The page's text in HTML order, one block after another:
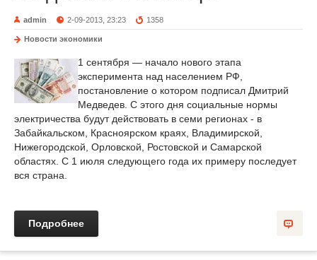
admin 2-09-2013, 23:23 1358
Новости экономики
1 сентября — начало нового этапа
эксперимента над населением РФ,
постановление о котором подписал Дмитрий
Медведев. С этого дня социальные нормы
электричества будут действовать в семи регионах - в
Забайкальском, Красноярском краях, Владимирской,
Нижегородской, Орловской, Ростовской и Самарской
областях. С 1 июля следующего года их примеру последует
вся страна.
Подробнее